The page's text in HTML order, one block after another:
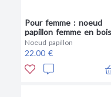
Pour femme : noeud
papillon femme en bois
précieux et fil rouge
Noeud papillon
22.00 €